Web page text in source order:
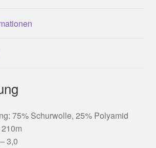
75% Schurwolle, 25% Polyamid
3,0